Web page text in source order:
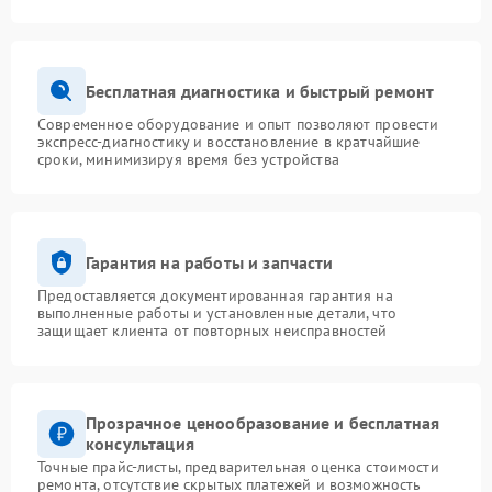
Бесплатная диагностика и быстрый ремонт
Современное оборудование и опыт позволяют провести
экспресс-диагностику и восстановление в кратчайшие
сроки, минимизируя время без устройства
Гарантия на работы и запчасти
Предоставляется документированная гарантия на
выполненные работы и установленные детали, что
защищает клиента от повторных неисправностей
Прозрачное ценообразование и бесплатная
консультация
Точные прайс-листы, предварительная оценка стоимости
ремонта, отсутствие скрытых платежей и возможность